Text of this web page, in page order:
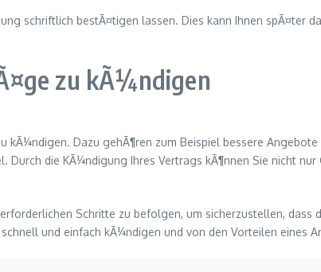
schriftlich bestÃ¤tigen lassen. Dies kann Ihnen spÃ¤ter
zu kÃ¼ndigen
Dazu gehÃ¶ren zum Beispiel bessere
die KÃ¼ndigung Ihres Vertrags kÃ¶nnen Sie nicht
Schritte zu befolgen, um sicherzustellen, dass
und einfach kÃ¼ndigen und von den Vorteilen eines